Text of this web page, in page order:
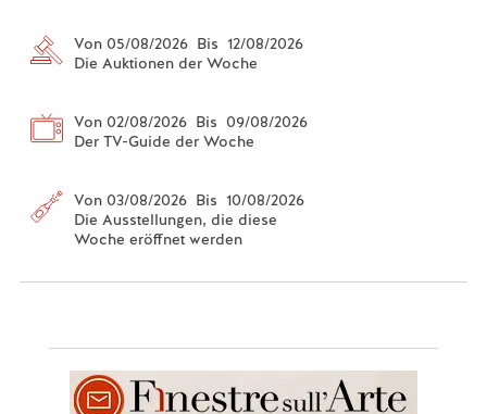
Von 05/08/2026 Bis 12/08/2026
Die Auktionen der Woche
Von 02/08/2026 Bis 09/08/2026
Der TV-Guide der Woche
Von 03/08/2026 Bis 10/08/2026
Die Ausstellungen, die diese
Woche eröffnet werden